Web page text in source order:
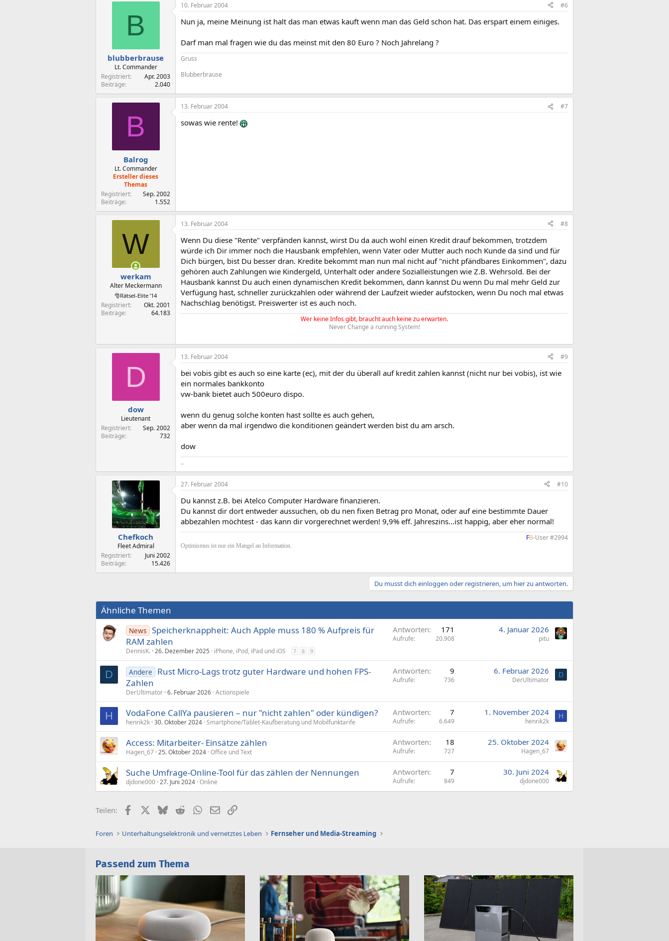
B
blubberbrause
Lt. Commander
Registriert
Apr. 2003
Beiträge
2.040
10. Februar 2004 #6
Nun ja, meine Meinung ist halt das man etwas kauft wenn man das Geld schon hat. Das erspart einem einiges.
Darf man mal fragen wie du das meinst mit den 80 Euro ? Noch Jahrelang ?
Gruss
Blubberbrause
B
Balrog
Lt. Commander
Ersteller dieses
Themas
Registriert
Sep. 2002
Beiträge
1.552
13. Februar 2004 #7
sowas wie rente!
W
werkam
Alter Meckermann
🎅Rätsel-Elite ’14
Registriert
Okt. 2001
Beiträge
64.183
13. Februar 2004 #8
Wenn Du diese "Rente" verpfänden kannst, wirst Du da auch wohl einen Kredit drauf bekommen, trotzdem
würde ich Dir immer noch die Hausbank empfehlen, wenn Vater oder Mutter auch noch Kunde da sind und für
Dich bürgen, bist Du besser dran. Kredite bekommt man nun mal nicht auf "nicht pfändbares Einkommen", dazu
gehören auch Zahlungen wie Kindergeld, Unterhalt oder andere Sozialleistungen wie Z.B. Wehrsold. Bei der
Hausbank kannst Du auch einen dynamischen Kredit bekommen, dann kannst Du wenn Du mal mehr Geld zur
Verfügung hast, schneller zurückzahlen oder während der Laufzeit wieder aufstocken, wenn Du noch mal etwas
Nachschlag benötigst. Preiswerter ist es auch noch.
Wer keine Infos gibt, braucht auch keine zu erwarten.
Never Change a running System!
D
dow
Lieutenant
Registriert
Sep. 2002
Beiträge
732
13. Februar 2004 #9
bei vobis gibt es auch so eine karte (ec), mit der du überall auf kredit zahlen kannst (nicht nur bei vobis), ist wie
ein normales bankkonto
vw-bank bietet auch 500euro dispo.
wenn du genug solche konten hast sollte es auch gehen,
aber wenn da mal irgendwo die konditionen geändert werden bist du am arsch.
dow
..
Chefkoch
Fleet Admiral
Registriert
Juni 2002
Beiträge
15.426
27. Februar 2004 #10
Du kannst z.B. bei Atelco Computer Hardware finanzieren.
Du kannst dir dort entweder aussuchen, ob du nen fixen Betrag pro Monat, oder auf eine bestimmte Dauer
abbezahlen möchtest - das kann dir vorgerechnet werden! 9,9% eff. Jahreszins...ist happig, aber eher normal!
FB-User #2994​
Optimismus ist nur ein Mangel an Information.
Du musst dich einloggen oder registrieren, um hier zu antworten.
Ähnliche Themen
News Speicherknappheit: Auch Apple muss 180 % Aufpreis für
RAM zahlen
DennisK. 26. Dezember 2025 iPhone, iPod, iPad und iOS 7 8 9
Antworten 171
Aufrufe 20.908
4. Januar 2026
pitu
D Andere
Rust Micro-Lags trotz guter Hardware und hohen FPS-
Zahlen
DerUltimator 6. Februar 2026 Actionspiele
Antworten 9
Aufrufe 736
6. Februar 2026
DerUltimator
D
H VodaFone CallYa pausieren – nur "nicht zahlen" oder kündigen?
henrik2k 30. Oktober 2024 Smartphone/Tablet-Kaufberatung und Mobilfunktarife
Antworten 7
Aufrufe 6.649
1. November 2024
henrik2k
H
Access: Mitarbeiter- Einsätze zählen
Hagen_67 25. Oktober 2024 Office und Text
Antworten 18
Aufrufe 727
25. Oktober 2024
Hagen_67
Suche Umfrage-Online-Tool für das zählen der Nennungen
djdone000 27. Juni 2024 Online
Antworten 7
Aufrufe 849
30. Juni 2024
djdone000
Teilen: FacebookX (Twitter)
BlueskyRedditWhatsApp
E-MailLink
Foren Unterhaltungselektronik und vernetztes Leben Fernseher und Media-Streaming
Passend zum Thema